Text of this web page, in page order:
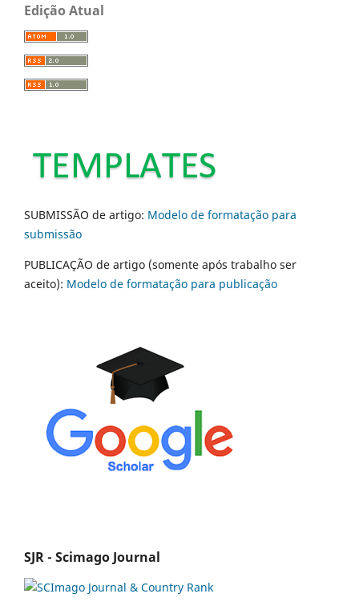
Edição Atual
SUBMISSÃO de artigo: Modelo de formatação para
submissão
PUBLICAÇÃO de artigo (somente após trabalho ser
aceito): Modelo de formatação para publicação
SJR - Scimago Journal